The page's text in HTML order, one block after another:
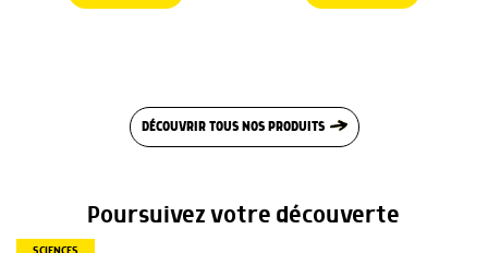
DÉCOUVRIR TOUS NOS PRODUITS
Poursuivez votre découverte